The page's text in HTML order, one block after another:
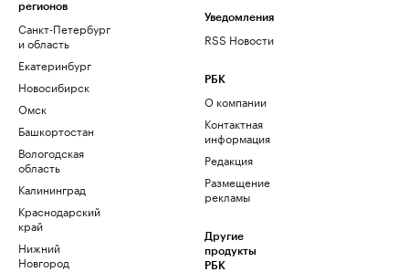
регионов
Санкт-Петербург
и область
Екатеринбург
Новосибирск
Омск
Башкортостан
Вологодская
область
Калининград
Краснодарский
край
Нижний
Новгород
Уведомления
RSS Новости
РБК
О компании
Контактная
информация
Редакция
Размещение
рекламы
Другие
продукты
РБК